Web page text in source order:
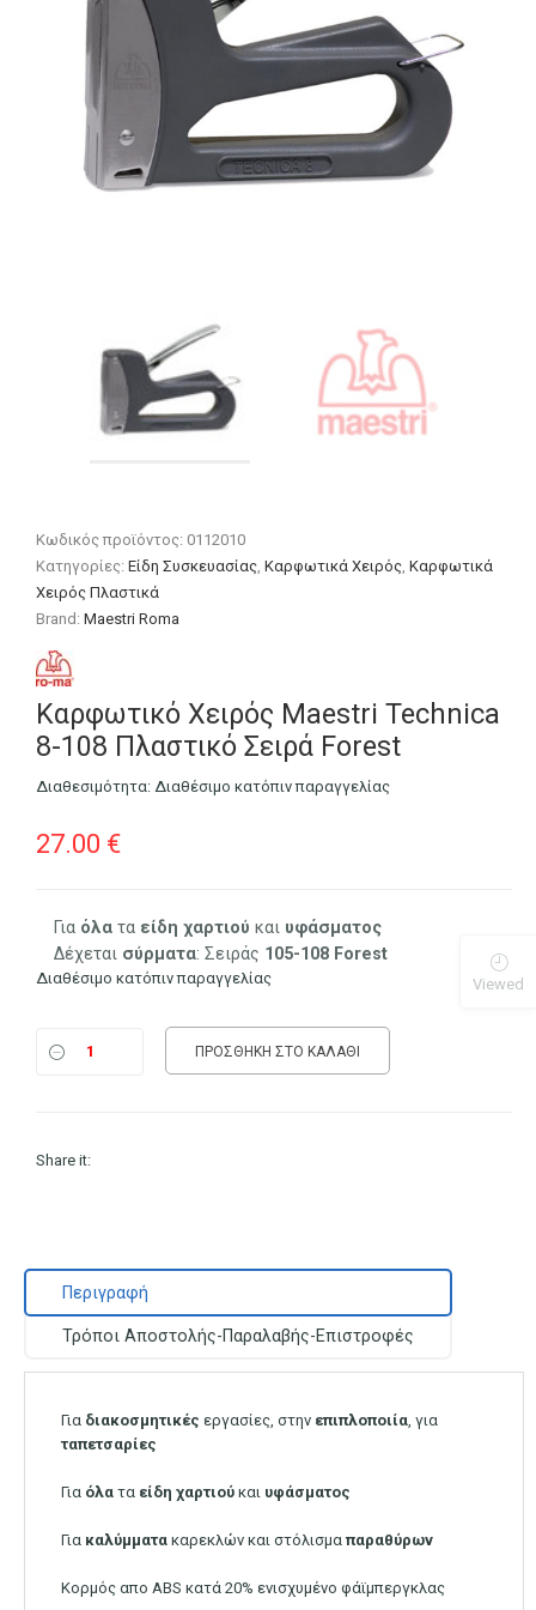
Κωδικός προϊόντος: 0112010
Κατηγορίες:Είδη Συσκευασίας,Καρφωτικά Χειρός,Καρφωτικά
Χειρός Πλαστικά
Brand:Maestri Roma
Καρφωτικό Χειρός Maestri Technica
8-108 Πλαστικό Σειρά Forest
Διαθεσιμότητα:Διαθέσιμο κατόπιν παραγγελίας
27.00 €
Για όλα τα είδη χαρτιού και υφάσματος
Δέχεται σύρματα: Σειράς 105-108 Forest
Διαθέσιμο κατόπιν παραγγελίας
ΠΡΟΣΘΉΚΗ ΣΤΟ ΚΑΛΆΘΙ
Share it:
Περιγραφή
Τρόποι Αποστολής-Παραλαβής-Επιστροφές
Για διακοσμητικές εργασίες, στην επιπλοποιία , για
ταπετσαρίες
Για όλα τα είδη χαρτιού και υφάσματος
Για καλύμματα καρεκλών και στόλισμαπαραθύρων
Κορμός απο ABS κατά 20% ενισχυμένο φάϊμπεργκλας
Viewed